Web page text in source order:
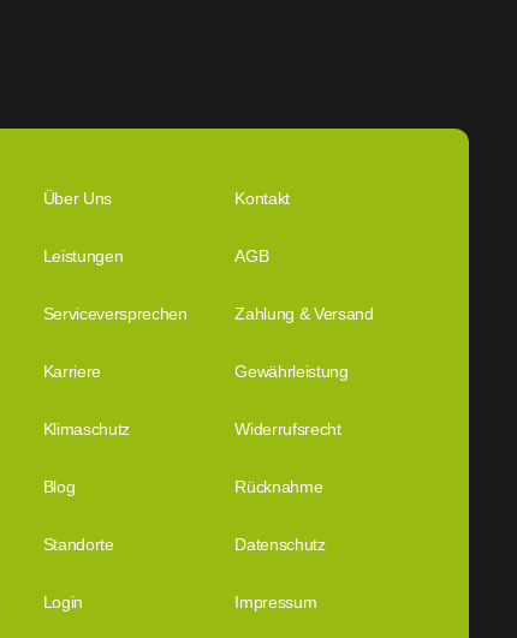
Über Uns Kontakt
Leistungen AGB
Serviceversprechen Zahlung & Versand
Karriere Gewährleistung
Klimaschutz Widerrufsrecht
Blog Rücknahme
Standorte Datenschutz
Login Impressum